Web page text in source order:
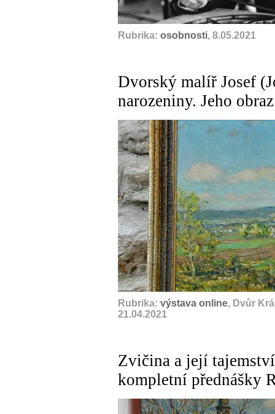
Rubrika: osobnosti, 8.05.2021
Dvorský malíř Josef
narozeniny. Jeho
Rubrika: výstava online, Dvůr
21.04.2021
Zvičina a její
kompletní přednášky